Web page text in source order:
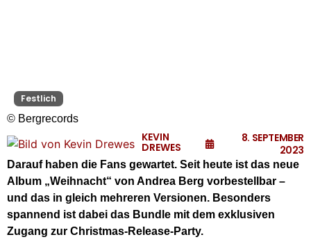
Festlich
© Bergrecords
KEVIN
DREWES
8. SEPTEMBER
2023
Darauf haben die Fans gewartet. Seit heute ist das neue
Album „Weihnacht“ von Andrea Berg vorbestellbar –
und das in gleich mehreren Versionen. Besonders
spannend ist dabei das Bundle mit dem exklusiven
Zugang zur Christmas-Release-Party.